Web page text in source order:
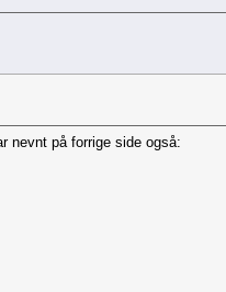
nevnt på forrige side også: